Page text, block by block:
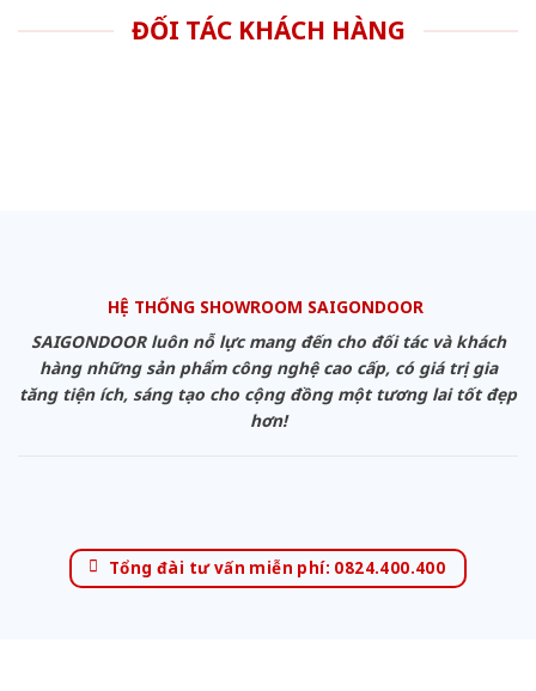
ĐỐI TÁC KHÁCH HÀNG
HỆ THỐNG SHOWROOM SAIGONDOOR
SAIGONDOOR luôn nỗ lực mang đến cho đối tác và khách
hàng những sản phẩm công nghệ cao cấp, có giá trị gia
tăng tiện ích, sáng tạo cho cộng đồng một tương lai tốt đẹp
hơn!
Tổng đài tư vấn miễn phí: 0824.400.400